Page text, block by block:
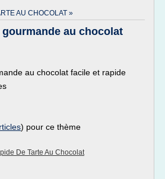
AU CHOCOLAT »
gourmande au chocolat
au chocolat facile et rapide
) pour ce thème
De Tarte Au Chocolat